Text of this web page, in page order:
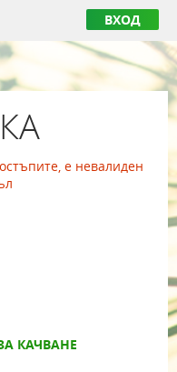
ВХОД
е невалиден
КАЧВАНЕ